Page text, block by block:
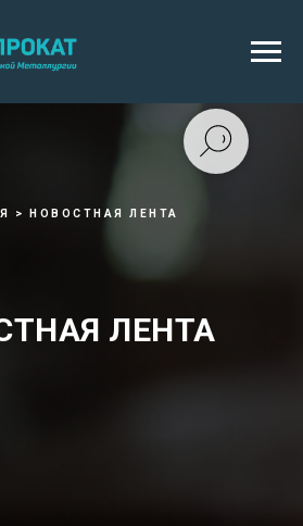
> НОВОСТНАЯ ЛЕНТА
ЛЕНТА